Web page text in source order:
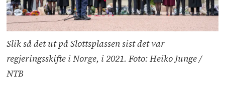
Slik så det ut på Slottsplassen sist det var
regjeringsskifte i Norge, i 2021. Foto: Heiko Junge /
NTB